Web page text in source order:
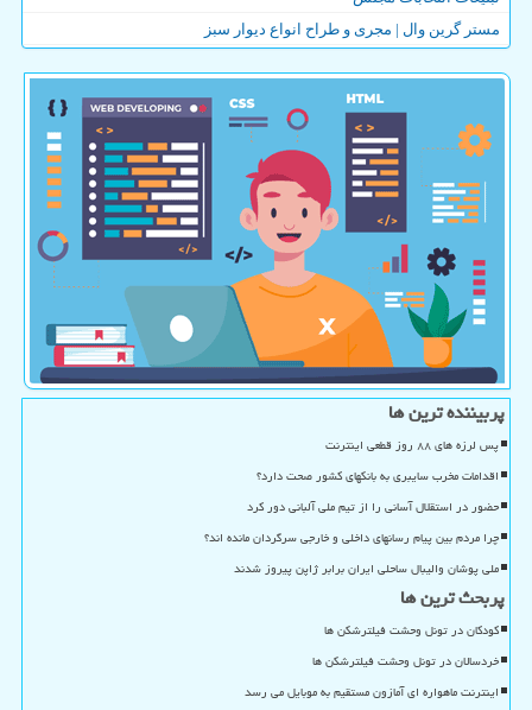
مستر گرین وال | مجری و طراح انواع دیوار سبز
پربیننده ترین ها
پس لرزه های ۸۸ روز قطعی اینترنت
اقدامات مخرب سایبری به بانکهای کشور صحت دارد؟
حضور در استقلال آسانی را از تیم ملی آلبانی دور کرد
چرا مردم بین پیام رسانهای داخلی و خارجی سرگردان مانده اند؟
ملی پوشان والیبال ساحلی ایران برابر ژاپن پیروز شدند
پربحث ترین ها
کودکان در تونل وحشت فیلترشکن ها
خردسالان در تونل وحشت فیلترشکن ها
اینترنت ماهواره ای آمازون مستقیم به موبایل می رسد